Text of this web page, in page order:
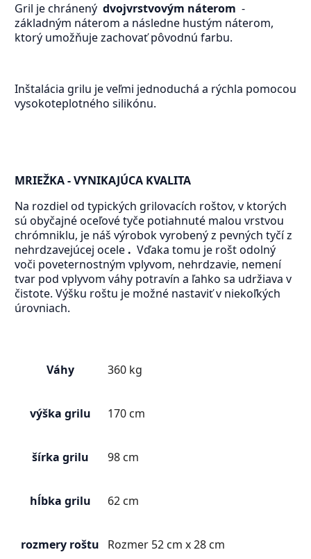
Gril je chránený dvojvrstvovým náterom -
základným náterom a následne hustým náterom,
ktorý umožňuje zachovať pôvodnú farbu.
Inštalácia grilu je veľmi jednoduchá a rýchla pomocou
vysokoteplotného silikónu.
MRIEŽKA - VYNIKAJÚCA KVALITA
Na rozdiel od typických grilovacích roštov, v ktorých
sú obyčajné oceľové tyče potiahnuté malou vrstvou
chrómniklu, je náš výrobok vyrobený z pevných tyčí z
nehrdzavejúcej ocele . Vďaka tomu je rošt odolný
voči poveternostným vplyvom, nehrdzavie, nemení
tvar pod vplyvom váhy potravín a ľahko sa udržiava v
čistote. Výšku roštu je možné nastaviť v niekoľkých
úrovniach.
Váhy 360 kg
výška grilu 170 cm
šírka grilu 98 cm
hĺbka grilu 62 cm
rozmery roštu Rozmer 52 cm x 28 cm